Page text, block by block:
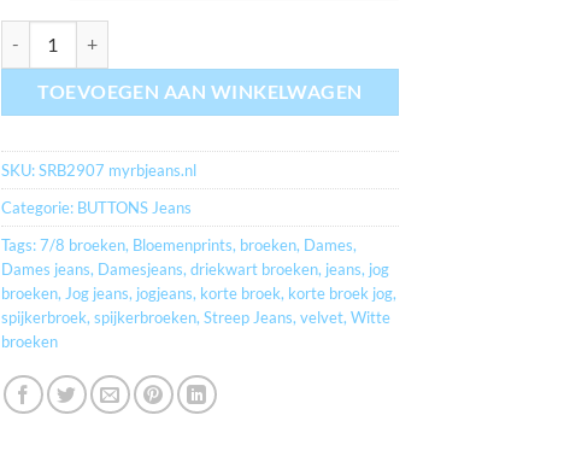
TOEVOEGEN AAN WINKELWAGEN
SKU:SRB2907 myrbjeans.nl
Categorie: BUTTONS Jeans
Tags:7/8 broeken, Bloemenprints, broeken, Dames,
Dames jeans, Damesjeans, driekwart broeken, jeans, jog
broeken, Jog jeans, jogjeans, korte broek, korte broek jog,
spijkerbroek, spijkerbroeken, Streep Jeans, velvet, Witte
broeken